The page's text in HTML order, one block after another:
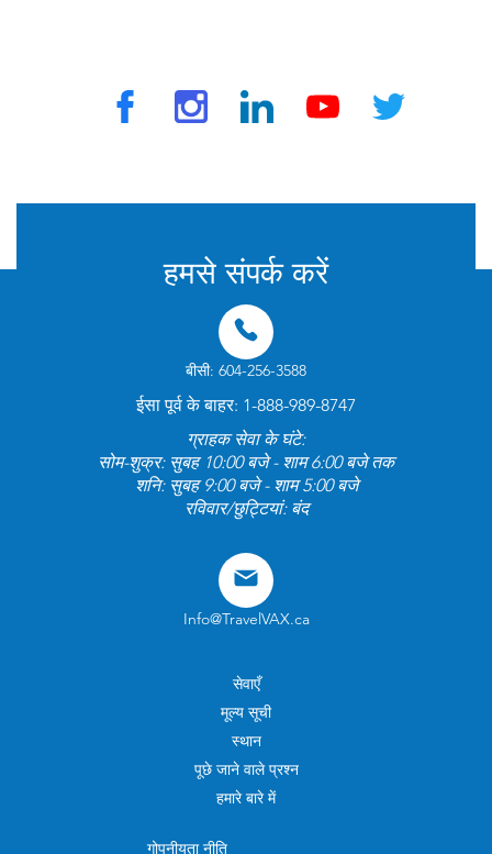
हमसे संपर्क करें
बीसी: 604-256-3588
ईसा पूर्व के बाहर: 1-888-989-8747
ग्राहक सेवा के घंटे:
सोम-शुक्र: सुबह 10:00 बजे - शाम 6:00 बजे तक
शनि: सुबह 9:00 बजे - शाम 5:00 बजे
रविवार/छुट्टियां: बंद
Info@TravelVAX.ca
सेवाएँ
मूल्य सूची
स्थान
पूछे जाने वाले प्रश्न
हमारे बारे में
गोपनीयता नीति